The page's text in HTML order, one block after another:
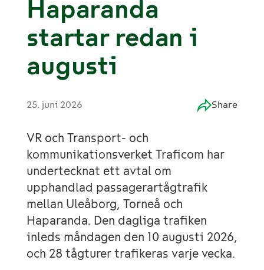
Haparanda
startar redan i
augusti
25. juni 2026 Share
VR och Transport- och
kommunikationsverket Traficom har
undertecknat ett avtal om
upphandlad passagerartågtrafik
mellan Uleåborg, Torneå och
Haparanda. Den dagliga trafiken
inleds måndagen den 10 augusti 2026,
och 28 tågturer trafikeras varje vecka.